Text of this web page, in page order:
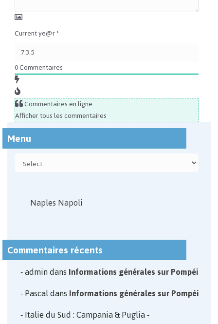
Current ye@r*
0Commentaires
Commentaires en ligne
Afficher tous les commentaires
Menu
Naples Napoli
Commentaires récents
admindansInformations générales sur Pompéi
PascaldansInformations générales sur Pompéi
Italie du Sud : Campania & Puglia -